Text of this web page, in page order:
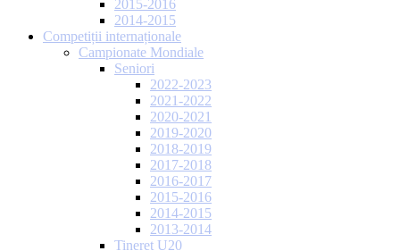
2015-2016
2014-2015
Competiții internaționale
Campionate Mondiale
Seniori
2022-2023
2021-2022
2020-2021
2019-2020
2018-2019
2017-2018
2016-2017
2015-2016
2014-2015
2013-2014
Tineret U20